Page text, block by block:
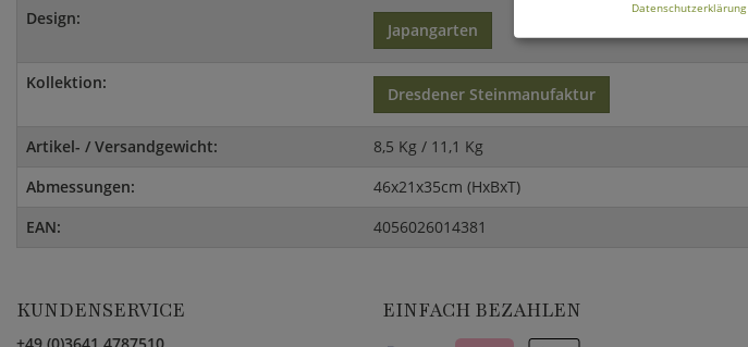
Design:
Japangarten
Kollektion:
Dresdener Steinmanufaktur
Artikel- / Versandgewicht:
8,5 Kg / 11,1 Kg
Abmessungen:
46x21x35cm (HxBxT)
EAN:
4056026014381
KUNDENSERVICE EINFACH BEZAHLEN
Datenschutzerklärung